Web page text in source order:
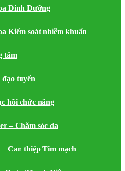
Dinh Dưỡng
Kiểm soát nhiễm khuẩn
tâm
đạo tuyến
hồi chức năng
– Chăm sóc da
Can thiệp Tim mạch